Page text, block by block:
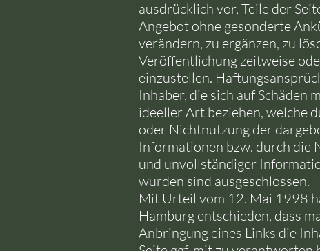
ausdrücklich vor, Teile der
Angebot ohne gesonderte
verändern, zu ergänzen, zu
Veröffentlichung zeitweise
einzustellen.
Inhaber, die sich auf Schäden
ideeller Art beziehen, welche
oder Nichtnutzung der
Informationen bzw. durch die
und unvollständiger
wurden sind ausgeschlossen.
Mit Urteil vom 12. Mai 1998
Hamburg entschieden, dass
Anbringung eines Links die